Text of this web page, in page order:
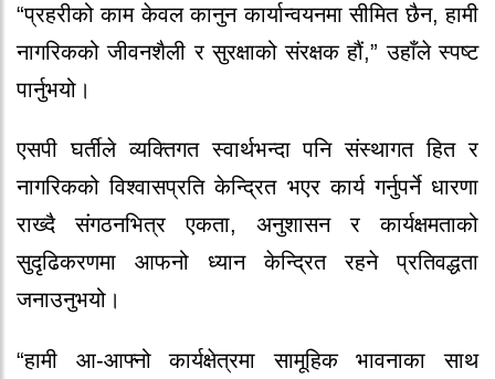
“प्रहरीको काम केवल कानुन कार्यान्वयनमा सीमित छैन, हामी
नागरिकको जीवनशैली र सुरक्षाको संरक्षक हौं,” उहाँले स्पष्ट
पार्नुभयो।
एसपी घर्तीले व्यक्तिगत स्वार्थभन्दा पनि संस्थागत हित र
नागरिकको विश्वासप्रति केन्द्रित भएर कार्य गर्नुपर्ने धारणा
राख्दै संगठनभित्र एकता, अनुशासन र कार्यक्षमताको
सुदृढिकरणमा आफनो ध्यान केन्द्रित रहने प्रतिवद्धता
जनाउनुभयो।
“हामी आ-आफ्नो कार्यक्षेत्रमा सामूहिक भावनाका साथ